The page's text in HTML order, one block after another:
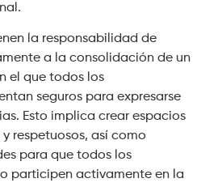
la responsabilidad de
a la consolidación de un
el que todos los
seguros para expresarse
Esto implica crear espacios
respetuosos, así como
para que todos los
participen activamente en la